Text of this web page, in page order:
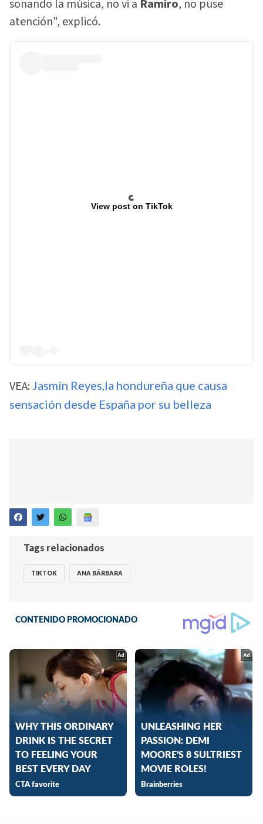
sonando la música, no vi a Ramiro, no puse
atención", explicó.
View post on TikTok
VEA: Jasmín Reyes,la hondureña que causa
sensación desde España por su belleza
Tags relacionados
TIKTOK ANA BÁRBARA